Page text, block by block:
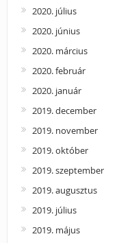
2020. július
2020. június
2020. március
2020. február
2020. január
2019. december
2019. november
2019. október
2019. szeptember
2019. augusztus
2019. július
2019. május